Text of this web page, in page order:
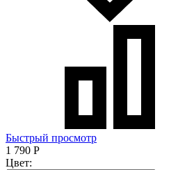
Быстрый просмотр
1 790 Р
Цвет: